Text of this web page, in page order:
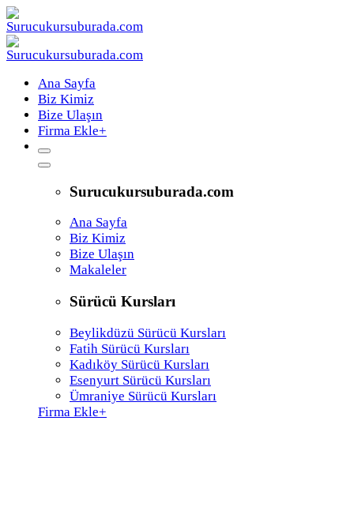
Ana Sayfa
Biz Kimiz
Bize Ulaşın
Firma Ekle+
Surucukursuburada.com
Ana Sayfa
Biz Kimiz
Bize Ulaşın
Makaleler
Sürücü Kursları
Beylikdüzü Sürücü Kursları
Fatih Sürücü Kursları
Kadıköy Sürücü Kursları
Esenyurt Sürücü Kursları
Ümraniye Sürücü Kursları
Firma Ekle+